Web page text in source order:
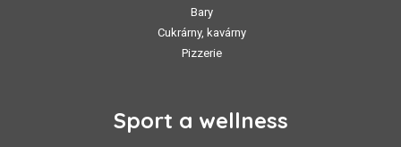
Bary
Cukrárny, kavárny
Pizzerie
Sport a wellness